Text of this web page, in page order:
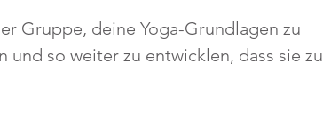
Gruppe, deine Yoga-Grundlagen zu
und so weiter zu entwicklen, dass sie zu